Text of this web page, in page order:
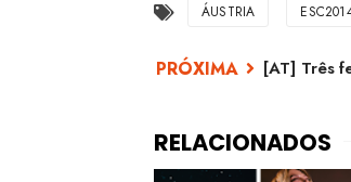
ÁUSTRIA
[AT] Três